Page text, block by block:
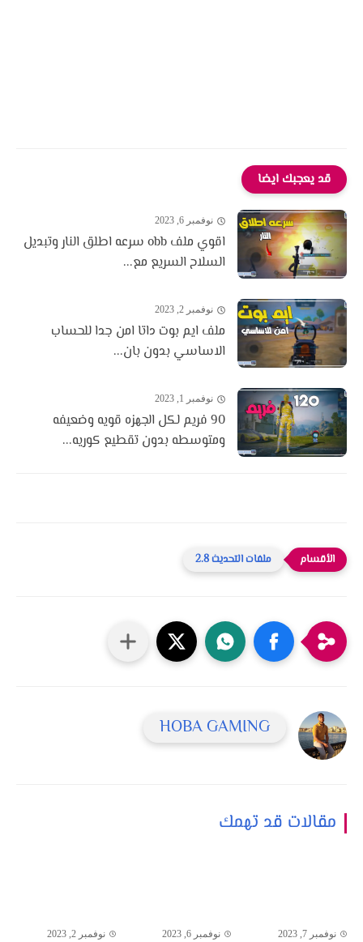
قد يعجبك ايضا
نوفمبر 6, 2023
اقوي ملف obb سرعه اطلق النار وتبديل
السلاح السريع مع...
نوفمبر 2, 2023
ملف ايم بوت داتا امن جدا للحساب
الاساسي بدون بان...
نوفمبر 1, 2023
90 فريم لكل الجهزه قويه وضعيفه
ومتوسطه بدون تقطيع كوريه...
ملفات التحديث 2.8
HOBA GAMING
مقالات قد تهمك
نوفمبر 7, 2023 نوفمبر 6, 2023 نوفمبر 2, 2023